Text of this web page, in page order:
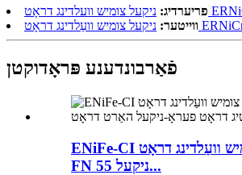
פריערדיג:
ווייטער:
פֿאַרבונדענע פּראָדוקטן
ENiFe-CI ניקעל צומיש וועַלדינג דראָט,
FN 55 ניקעל...